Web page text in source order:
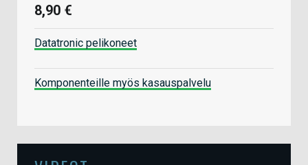
8,90 €
Datatronic pelikoneet
Komponenteille myös kasauspalvelu